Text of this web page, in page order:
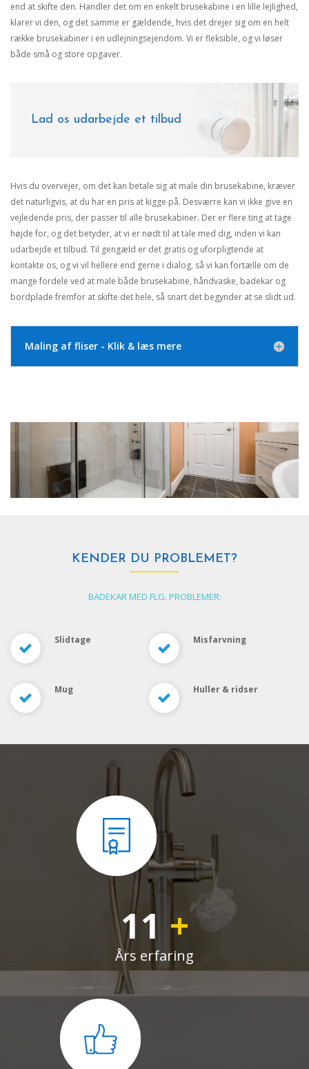
end at skifte den. Handler det om en enkelt brusekabine i en lille lejlighed,
klarer vi den, og det samme er gældende, hvis det drejer sig om en helt
række brusekabiner i en udlejningsejendom. Vi er fleksible, og vi løser
både små og store opgaver.
Lad os udarbejde et tilbud
Hvis du overvejer, om det kan betale sig at male din brusekabine, kræver
det naturligvis, at du har en pris at kigge på. Desværre kan vi ikke give en
vejledende pris, der passer til alle brusekabiner. Der er flere ting at tage
højde for, og det betyder, at vi er nødt til at tale med dig, inden vi kan
udarbejde et tilbud. Til gengæld er det gratis og uforpligtende at
kontakte os, og vi vil hellere end gerne i dialog, så vi kan fortælle om de
mange fordele ved at male både brusekabine, håndvaske, badekar og
bordplade fremfor at skifte det hele, så snart det begynder at se slidt ud.
Maling af fliser - Klik & læs mere
KENDER DU PROBLEMET?
BADEKAR MED FLG. PROBLEMER:
Slidtage Misfarvning
Mug Huller & ridser
11 +
Års erfaring